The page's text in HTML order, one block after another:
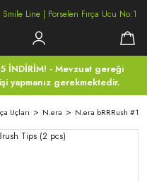
İNDİRİM! - Mevzuat gereği
yapmanız gerekmektedir.
Uçları N.era N.era bRRRush #1,